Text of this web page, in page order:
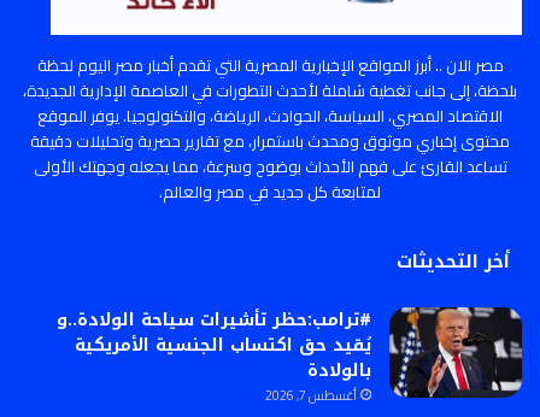
مصر الان .. أبرز المواقع الإخبارية المصرية التي تقدم أخبار مصر اليوم لحظة
بلحظة، إلى جانب تغطية شاملة لأحدث التطورات في العاصمة الإدارية الجديدة،
الاقتصاد المصري، السياسة، الحوادث، الرياضة، والتكنولوجيا. يوفر الموقع
محتوى إخباري موثوق ومحدث باستمرار، مع تقارير حصرية وتحليلات دقيقة
تساعد القارئ على فهم الأحداث بوضوح وسرعة، مما يجعله وجهتك الأولى
لمتابعة كل جديد في مصر والعالم.
أخر التحديثات
#ترامب:حظر تأشيرات سياحة الولادة..و
يُقيد حق اكتساب الجنسية الأمريكية
بالولادة
أغسطس 7, 2026